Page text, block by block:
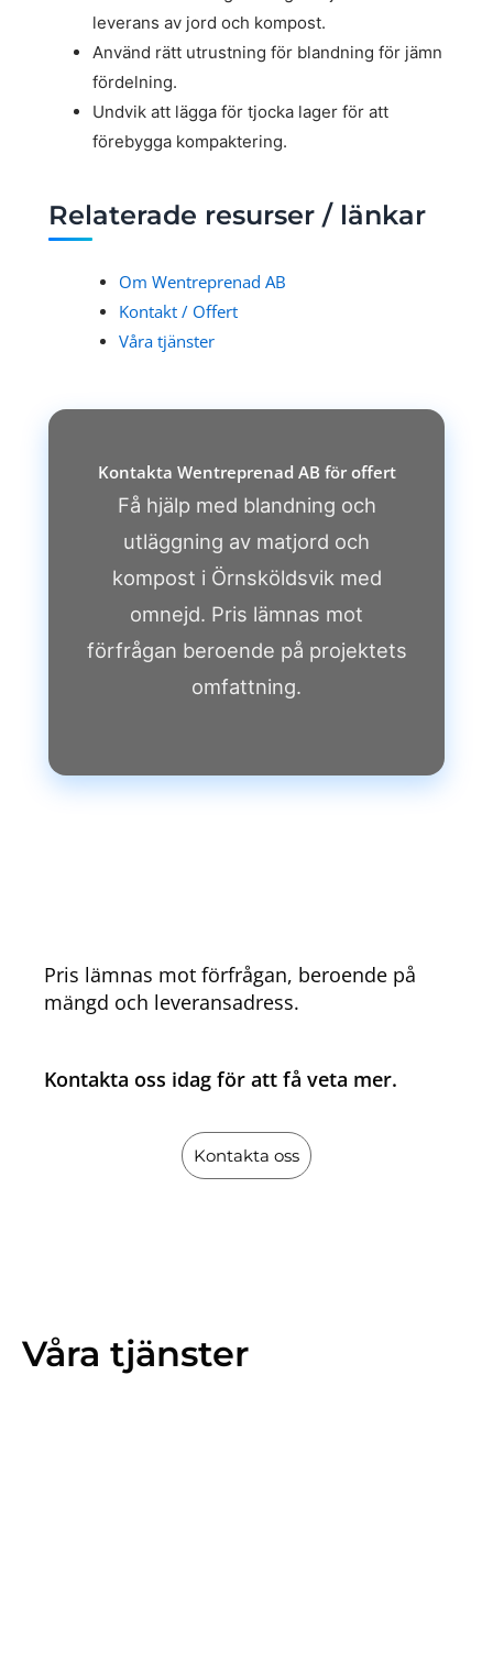
leverans av jord och kompost.
Använd rätt utrustning för blandning för jämn
fördelning.
Undvik att lägga för tjocka lager för att
förebygga kompaktering.
Relaterade resurser / länkar
Om Wentreprenad AB
Kontakt / Offert
Våra tjänster
Kontakta Wentreprenad AB för offert
Få hjälp med blandning och
utläggning av matjord och
kompost i Örnsköldsvik med
omnejd. Pris lämnas mot
förfrågan beroende på projektets
omfattning.
Pris lämnas mot förfrågan, beroende på
mängd och leveransadress.
Kontakta oss idag för att få veta mer.
Kontakta oss
Våra tjänster